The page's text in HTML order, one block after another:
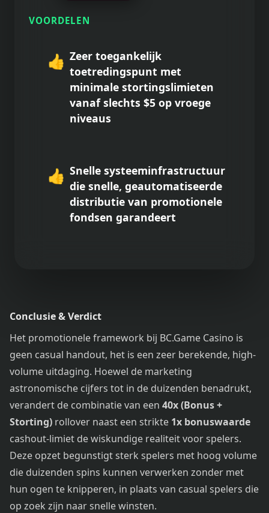
VOORDELEN
👍 Zeer toegankelijk
toetredingspunt met
minimale stortingslimieten
vanaf slechts $5 op vroege
niveaus
👍 Snelle systeeminfrastructuur
die snelle, geautomatiseerde
distributie van promotionele
fondsen garandeert
Conclusie & Verdict
Het promotionele framework bij BC.Game Casino is
geen casual handout, het is een zeer berekende, high-
volume uitdaging. Hoewel de marketing
astronomische cijfers tot in de duizenden benadrukt,
verandert de combinatie van een 40x (Bonus +
Storting) rollover naast een strikte 1x bonuswaarde
cashout-limiet de wiskundige realiteit voor spelers.
Deze opzet begunstigt sterk spelers met hoog volume
die duizenden spins kunnen verwerken zonder met
hun ogen te knipperen, in plaats van casual spelers die
op zoek zijn naar snelle winsten.